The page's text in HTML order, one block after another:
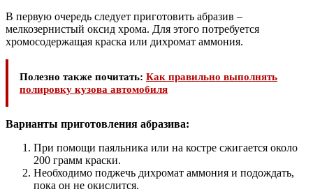
В первую очередь следует приготовить абразив –
мелкозернистый оксид хрома. Для этого потребуется
хромосодержащая краска или дихромат аммония.
Полезно также почитать: Как правильно выполнять
полировку кузова автомобиля
Варианты приготовления абразива:
При помощи паяльника или на костре сжигается около
200 грамм краски.
Необходимо поджечь дихромат аммония и подождать,
пока он не окислится.